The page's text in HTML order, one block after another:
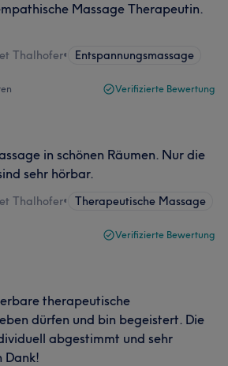
Massage Therapeutin.
Thalhofer• Entspannungsmassage
Verifizierte Bewertung
in schönen Räumen. Nur die
sehr hörbar.
Thalhofer• Therapeutische Massage
Verifizierte Bewertung
therapeutische
dürfen und bin begeistert. Die
abgestimmt und sehr
Dank!